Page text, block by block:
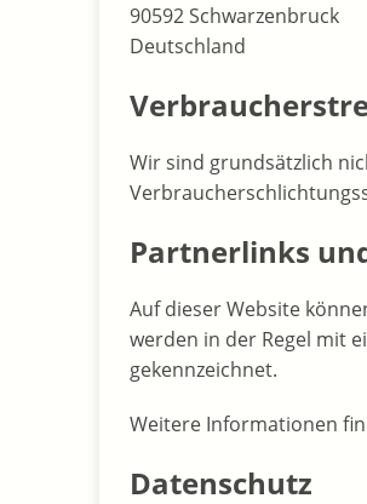
90592 Schwarzenbruck
Deutschland
Wir sind grundsätzlich
Partnerlinks
Auf dieser Website
werden in der Regel mit
gekennzeichnet.
Weitere Informationen
Datenschutz